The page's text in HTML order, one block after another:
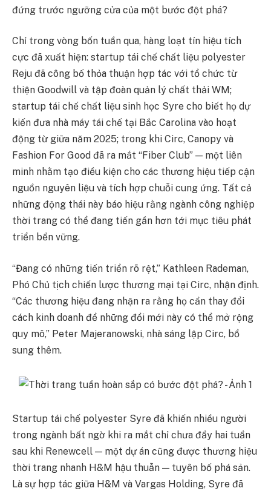
đứng trước ngưỡng cửa của một bước đột phá?
Chỉ trong vòng bốn tuần qua, hàng loạt tín hiệu tích
cực đã xuất hiện: startup tái chế chất liệu polyester
Reju đã công bố thỏa thuận hợp tác với tổ chức từ
thiện Goodwill và tập đoàn quản lý chất thải WM;
startup tái chế chất liệu sinh học Syre cho biết họ dự
kiến đưa nhà máy tái chế tại Bắc Carolina vào hoạt
động từ giữa năm 2025; trong khi Circ, Canopy và
Fashion For Good đã ra mắt “Fiber Club” — một liên
minh nhằm tạo điều kiện cho các thương hiệu tiếp cận
nguồn nguyên liệu và tích hợp chuỗi cung ứng. Tất cả
những động thái này báo hiệu rằng ngành công nghiệp
thời trang có thể đang tiến gần hơn tới mục tiêu phát
triển bền vững.
“Đang có những tiến triển rõ rệt,” Kathleen Rademan,
Phó Chủ tịch chiến lược thương mại tại Circ, nhận định.
“Các thương hiệu đang nhận ra rằng họ cần thay đổi
cách kinh doanh để những đổi mới này có thể mở rộng
quy mô,” Peter Majeranowski, nhà sáng lập Circ, bổ
sung thêm.
Startup tái chế polyester Syre đã khiến nhiều người
trong ngành bất ngờ khi ra mắt chỉ chưa đầy hai tuần
sau khi Renewcell — một dự án cũng được thương hiệu
thời trang nhanh H&M hậu thuẫn — tuyên bố phá sản.
Là sự hợp tác giữa H&M và Vargas Holding, Syre đã